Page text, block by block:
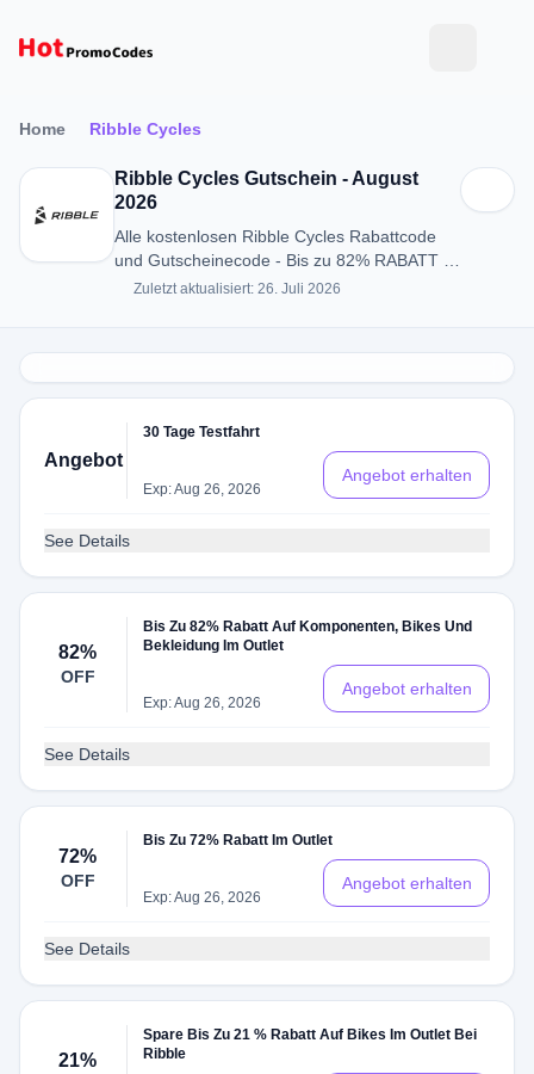
Home Ribble Cycles
Ribble Cycles Gutschein - August
2026
Alle kostenlosen Ribble Cycles Rabattcode
und Gutscheinecode - Bis zu 82% RABATT in
August 2026
Zuletzt aktualisiert: 26. Juli 2026
Angebot
30 Tage Testfahrt
Exp: Aug 26, 2026
Angebot erhalten
See Details
82%
OFF
Bis Zu 82% Rabatt Auf Komponenten, Bikes Und
Bekleidung Im Outlet
Exp: Aug 26, 2026
Angebot erhalten
See Details
72%
OFF
Bis Zu 72% Rabatt Im Outlet
Exp: Aug 26, 2026
Angebot erhalten
See Details
21%
Spare Bis Zu 21 % Rabatt Auf Bikes Im Outlet Bei
Ribble